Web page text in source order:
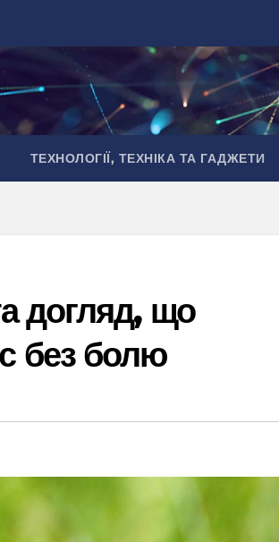
ТЕХНОЛОГІЇ, ТЕХНІКА ТА ГАДЖЕТИ
догляд, що
без болю